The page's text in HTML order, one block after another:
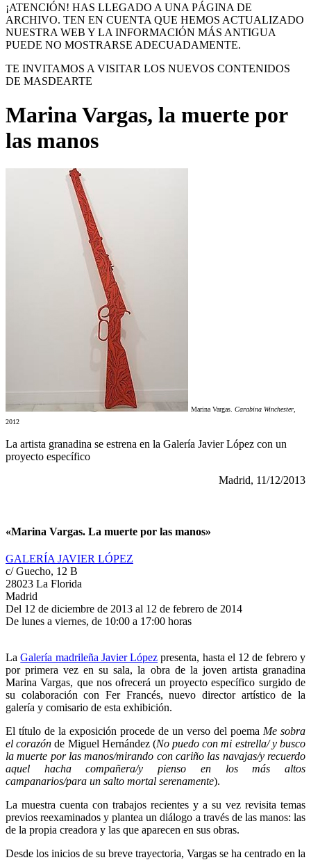
¡ATENCIÓN! HAS LLEGADO A UNA PÁGINA DE
ARCHIVO. TEN EN CUENTA QUE HEMOS ACTUALIZADO
NUESTRA WEB Y LA INFORMACIÓN MÁS ANTIGUA
PUEDE NO MOSTRARSE ADECUADAMENTE.
TE INVITAMOS A VISITAR LOS NUEVOS CONTENIDOS
DE MASDEARTE
Marina Vargas, la muerte por
las manos
Marina Vargas. Carabina Winchester,
2012
La artista granadina se estrena en la Galería Javier López con un
proyecto específico
Madrid, 11/12/2013
«Marina Vargas. La muerte por las manos»
GALERÍA JAVIER LÓPEZ
c/ Guecho, 12 B
28023 La Florida
Madrid
Del 12 de diciembre de 2013 al 12 de febrero de 2014
De lunes a viernes, de 10:00 a 17:00 horas
LaGalería madrileña Javier López presenta, hasta el 12 de febrero y
por primera vez en su sala, la obra de la joven artista granadina
Marina Vargas, que nos ofrecerá un proyecto específico surgido de
su colaboración con Fer Francés, nuevo director artístico de la
galería y comisario de esta exhibición.
El título de la exposición procede de un verso del poema Me sobra
el corazón de Miguel Hernández (No puedo con mi estrella/ y busco
la muerte por las manos/mirando con cariño las navajas/y recuerdo
aquel hacha compañera/y pienso en los más altos
campanarios/para un salto mortal serenamente).
La muestra cuenta con trabajos recientes y a su vez revisita temas
previos reexaminados y plantea un diálogo a través de las manos: las
de la propia creadora y las que aparecen en sus obras.
Desde los inicios de su breve trayectoria, Vargas se ha centrado en la